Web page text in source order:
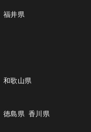
福井県
和歌山県
徳島県 香川県